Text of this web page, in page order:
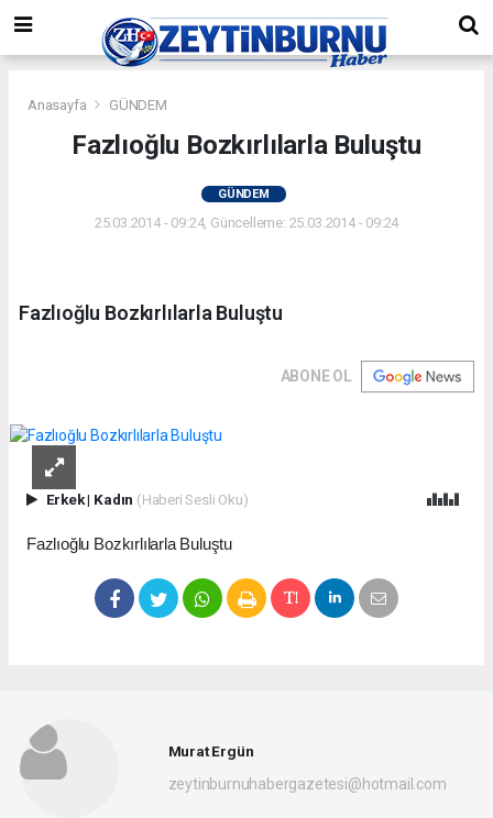
Anasayfa GÜNDEM
Fazlıoğlu Bozkırlılarla Buluştu
GÜNDEM
25.03.2014 - 09:24, Güncelleme: 25.03.2014 - 09:24
Fazlıoğlu Bozkırlılarla Buluştu
ABONE OL
Erkek| Kadın (Haberi Sesli Oku)
Fazlıoğlu Bozkırlılarla Buluştu
Murat Ergün
zeytinburnuhabergazetesi@hotmail.com